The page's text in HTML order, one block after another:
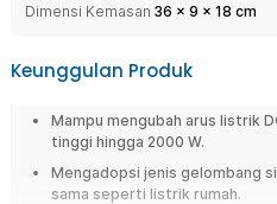
Dimensi Kemasan 36 x 9 x 18 cm
Keunggulan Produk
Mampu mengubah arus listrik
tinggi hingga 2000 W.
Mengadopsi jenis gelombang
sama seperti listrik rumah.